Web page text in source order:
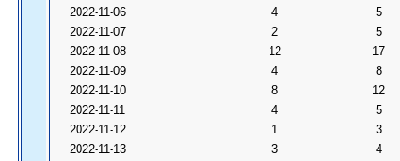
2022-11-06
4
5
2022-11-07
2
5
2022-11-08
12
17
2022-11-09
4
8
2022-11-10
8
12
2022-11-11
4
5
2022-11-12
1
3
2022-11-13
3
4